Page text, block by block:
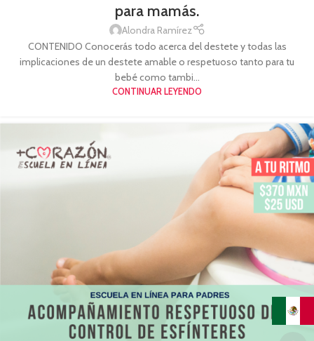
para mamás.
Alondra Ramírez
CONTENIDO Conocerás todo acerca del destete y todas las
implicaciones de un destete amable o respetuoso tanto para tu
bebé como tambi...
CONTINUAR LEYENDO